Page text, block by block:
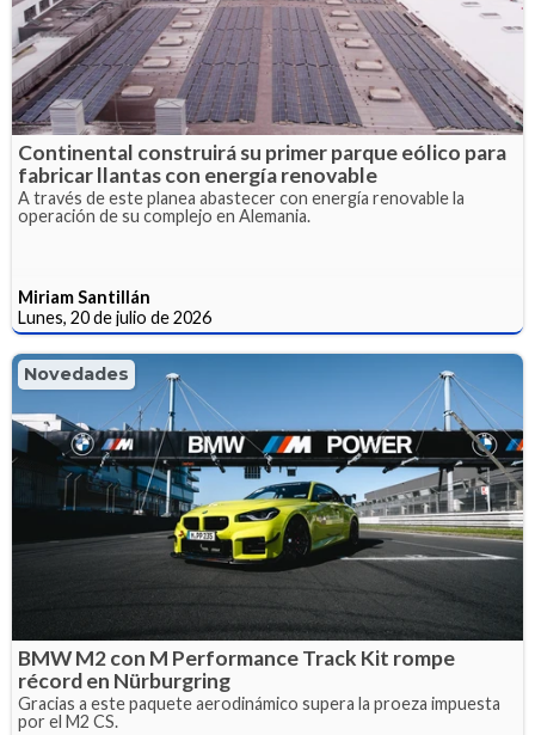
Continental construirá su primer parque eólico para
fabricar llantas con energía renovable
A través de este planea abastecer con energía renovable la
operación de su complejo en Alemania.
Miriam Santillán
Lunes, 20 de julio de 2026
Novedades
BMW M2 con M Performance Track Kit rompe
récord en Nürburgring
Gracias a este paquete aerodinámico supera la proeza impuesta
por el M2 CS.